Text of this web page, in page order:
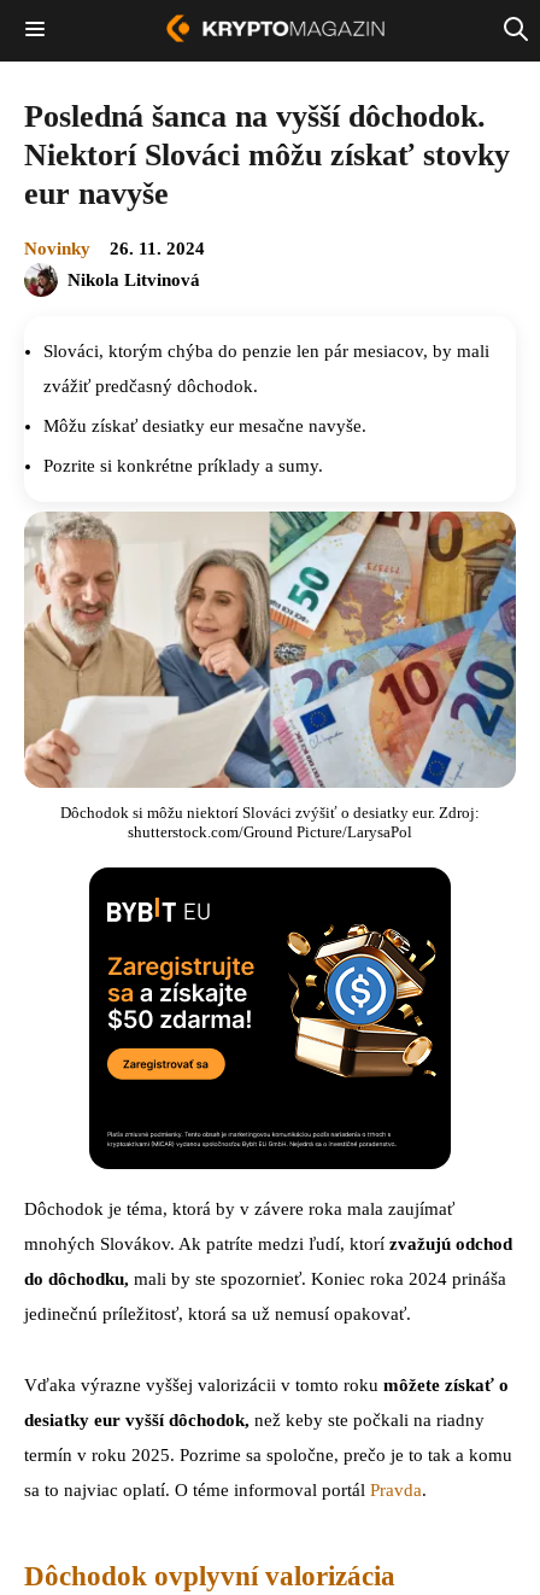
Posledná šanca na vyšší dôchodok.
Niektorí Slováci môžu získať stovky
eur navyše
Novinky
26. 11. 2024
Nikola Litvinová
Slováci, ktorým chýba do penzie len pár mesiacov, by mali
zvážiť predčasný dôchodok.
Môžu získať desiatky eur mesačne navyše.
Pozrite si konkrétne príklady a sumy.
Dôchodok si môžu niektorí Slováci zvýšiť o desiatky eur. Zdroj:
shutterstock.com/Ground Picture/LarysaPol
Dôchodok je téma, ktorá by v závere roka mala zaujímať
mnohých Slovákov. Ak patríte medzi ľudí, ktorí zvažujú odchod
do dôchodku, mali by ste spozornieť. Koniec roka 2024 prináša
jedinečnú príležitosť, ktorá sa už nemusí opakovať.
Vďaka výrazne vyššej valorizácii v tomto roku môžete získať o
desiatky eur vyšší dôchodok, než keby ste počkali na riadny
termín v roku 2025. Pozrime sa spoločne, prečo je to tak a komu
sa to najviac oplatí. O téme informoval portál Pravda.
Dôchodok ovplyvní valorizácia